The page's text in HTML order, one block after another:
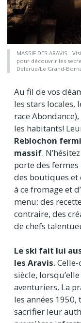
MASSIF DES ARAVIS -
pour découvrir les
Delerue/Le Grand-
Au fil de vos
les stars locales,
race
les habitants!
Reblochon
massif.
porte des fermes
des boutiques et
à ce fromage et
menu: des
contraire, des
de chefs
Le ski fait lui
les Aravis.
siècle,
aventuriers. La
les années 1950,
sacrifier leur